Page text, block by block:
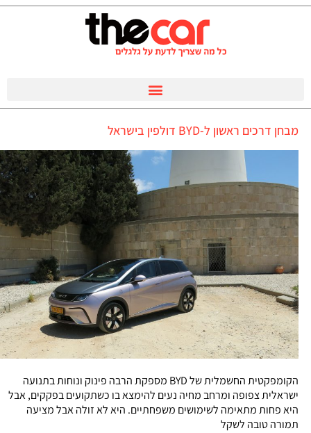
מבחן דרכים ראשון ל-BYD דולפין בישראל
הקומפקטית החשמלית של BYD מספקת הרבה פינוק ונוחות בתנועה
ישראלית צפופה ומרחב מחיה נעים להימצא בו כשתקועים בפקקים, אבל
היא פחות מתאימה לשימושים משפחתיים. היא לא זולה אבל מציעה
תמורה טובה לשקל